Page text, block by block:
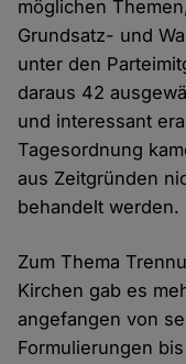
möglichen
Grundsatz- und
unter den
daraus 42
und interessant
Tagesordnung
aus Zeitgründen
behandelt werden.
Zum Thema
Kirchen gab es
angefangen von
Formulierungen